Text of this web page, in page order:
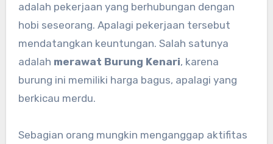
adalah pekerjaan yang berhubungan dengan
hobi seseorang. Apalagi pekerjaan tersebut
mendatangkan keuntungan. Salah satunya
adalah merawat Burung Kenari, karena
burung ini memiliki harga bagus, apalagi yang
berkicau merdu.
Sebagian orang mungkin menganggap aktifitas